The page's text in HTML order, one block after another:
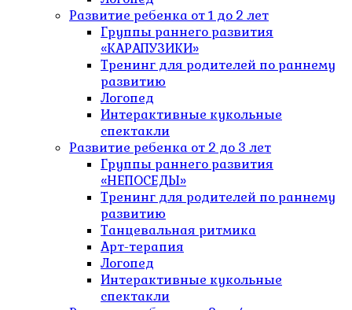
Развитие ребенка от 1 до 2 лет
Группы раннего развития
«КАРАПУЗИКИ»
Тренинг для родителей по раннему
развитию
Логопед
Интерактивные кукольные
спектакли
Развитие ребенка от 2 до 3 лет
Группы раннего развития
«НЕПОСЕДЫ»
Тренинг для родителей по раннему
развитию
Танцевальная ритмика
Арт-терапия
Логопед
Интерактивные кукольные
спектакли